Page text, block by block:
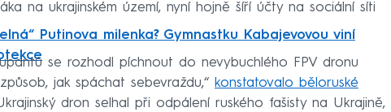
na ukrajinském území, nyní hojně šíří účty na sociální síti
Putinova milenka? Gymnastku Kabajevovou viní
se rozhodl píchnout do nevybuchlého FPV dronu
jak spáchat sebevraždu,“ konstatovalo běloruské
dron selhal při odpálení ruského fašisty na Ukrajině,